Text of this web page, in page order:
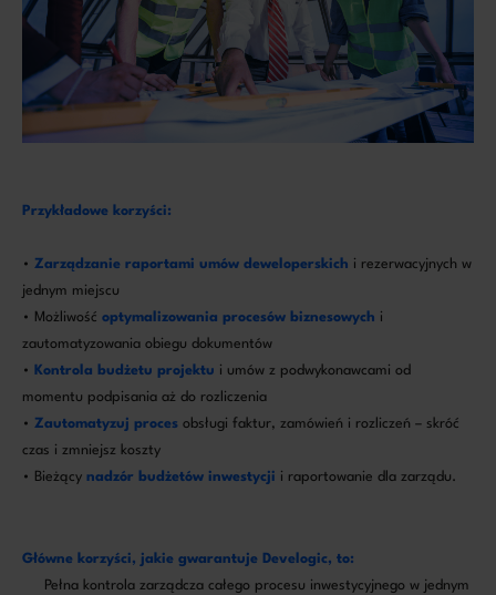
Przykładowe korzyści:
• Zarządzanie raportami umów deweloperskich i rezerwacyjnych w
jednym miejscu
• Możliwość optymalizowania procesów biznesowych i
zautomatyzowania obiegu dokumentów
•
Kontrola budżetu projektu i umów z podwykonawcami od
momentu podpisania aż do rozliczenia
• Zautomatyzuj proces obsługi faktur, zamówień i rozliczeń – skróć
czas i zmniejsz koszty
• Bieżący nadzór budżetów inwestycji i raportowanie dla zarządu.
Główne korzyści, jakie gwarantuje Develogic, to:
Pełna kontrola zarządcza całego procesu inwestycyjnego w jednym